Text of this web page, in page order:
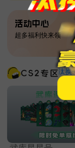
活动中心
超多福利快来领
购买了【汰换号